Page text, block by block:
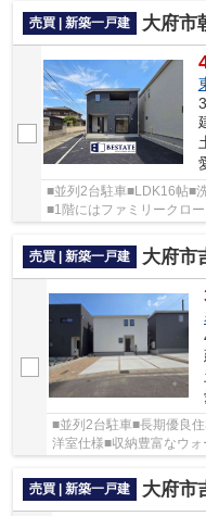
売買 | 新築一戸建 大府市朝
■並列2台駐車■LDK16帖■
■1階にはファミリークロ
取得■みらいエコ住宅対象
売買 | 新築一戸建
大府市
■並列2台駐車■長期優良
洋室仕様■収納豊富なウ
売買 | 新築一戸建 大府市